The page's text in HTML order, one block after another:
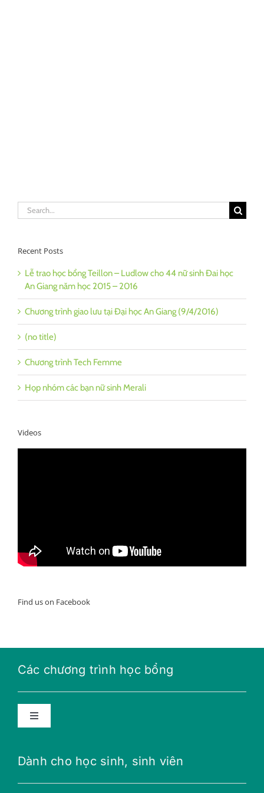
Search
for:
Recent Posts
Lễ trao học bổng Teillon – Ludlow cho 44 nữ sinh Đai học
An Giang năm học 2015 – 2016
Chương trình giao lưu tại Đại học An Giang (9/4/2016)
(no title)
Chương trình Tech Femme
Họp nhóm các bạn nữ sinh Merali
Videos
Find us on Facebook
Các chương trình học bổng
Toggle
Học bổng THPT
Dành cho học sinh, sinh viên